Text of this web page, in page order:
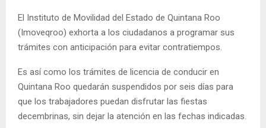
El Instituto de Movilidad del Estado de Quintana Roo
(Imoveqroo) exhorta a los ciudadanos a programar sus
trámites con anticipación para evitar contratiempos.
Es así como los trámites de licencia de conducir en
Quintana Roo quedarán suspendidos por seis días para
que los trabajadores puedan disfrutar las fiestas
decembrinas, sin dejar la atención en las fechas indicadas.